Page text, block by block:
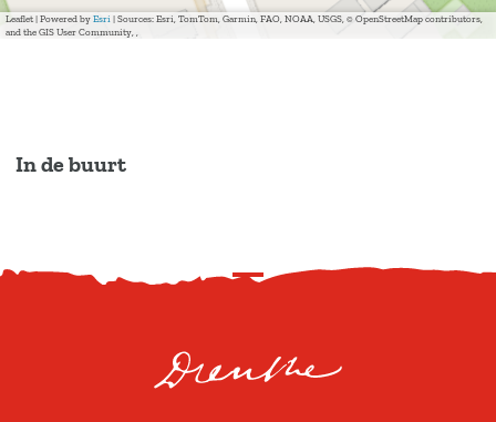
In de buurt
Leaflet | Powered by Esri | Sources: Esri, TomTom, Garmin, FAO, NOAA, USGS, © OpenStreetMap contributors,
and the GIS User Community, ,
S
o